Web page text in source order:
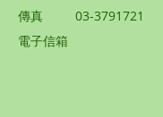
傳真
03-3791721
電子信箱